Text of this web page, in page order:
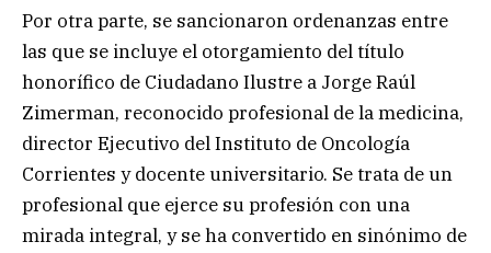
Por otra parte, se sancionaron ordenanzas entre
las que se incluye el otorgamiento del título
honorífico de Ciudadano Ilustre a Jorge Raúl
Zimerman, reconocido profesional de la medicina,
director Ejecutivo del Instituto de Oncología
Corrientes y docente universitario. Se trata de un
profesional que ejerce su profesión con una
mirada integral, y se ha convertido en sinónimo de